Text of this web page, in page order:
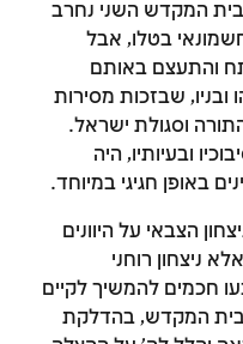
המקדש השני נחרב
בטלו, אבל
והתעצם באותם
שבזכות מסירות
וסגולת ישראל.
ובעיותיו, היה
באופן חגיגי במיוחד.
הצבאי על היוונים
ניצחון רוחני
חכמים להמשיך לקיים
בית המקדש, בהדלקת